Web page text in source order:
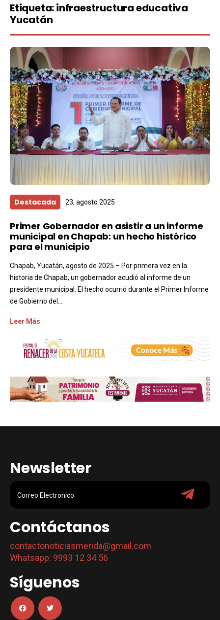
Etiqueta:infraestructura educativa
Yucatán
Destacada 23, agosto 2025
Primer Gobernador en asistir a un informe
municipal en Chapab: un hecho histórico
para el municipio
Chapab, Yucatán, agosto de 2025.– Por primera vez en la
historia de Chapab, un gobernador acudió al informe de un
presidente municipal. El hecho ocurrió durante el Primer Informe
de Gobierno del...
Leer Más
Newsletter
Contáctanos
contactonoticiasmerida@gmail.com
Whatsapp: 9993 12 34 56
Síguenos